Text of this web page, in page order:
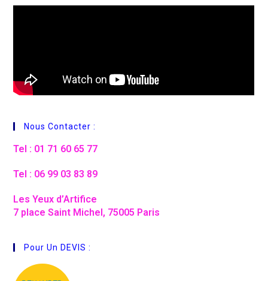
Nous Contacter :
Tel : 01 71 60 65 77
Tel : 06 99 03 83 89
Les Yeux d’Artifice
7 place Saint Michel, 75005 Paris
Pour Un DEVIS :